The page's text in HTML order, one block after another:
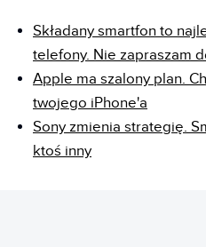
Składany smartfon to
telefony. Nie zapraszam
Apple ma szalony plan.
twojego iPhone'a
Sony zmienia strategię.
ktoś inny